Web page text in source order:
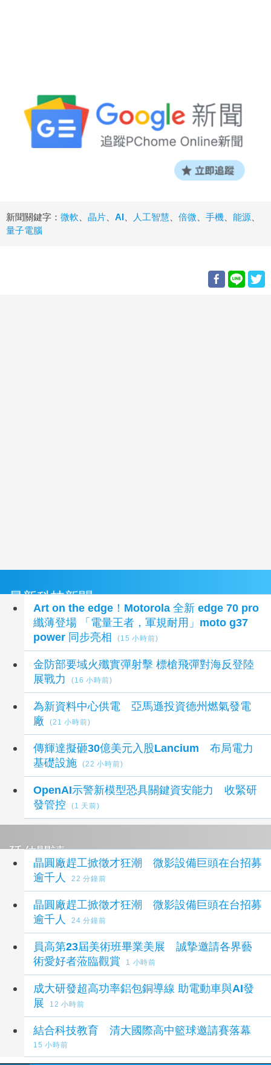
新聞關鍵字： 微軟 晶片 AI 人工智慧 倍微 手機 能源
量子電腦
最新科技新聞
Art on the edge！Motorola 全新 edge 70 pro
纖薄登場 「電量王者，軍規耐用」moto g37
power 同步亮相
(15 小時前)
金防部要域火殲實彈射擊 標槍飛彈對海反登陸
展戰力
(16 小時前)
為新資料中心供電 亞馬遜投資德州燃氣發電
廠
(21 小時前)
傳輝達擬砸30億美元入股Lancium 布局電力
基礎設施
(22 小時前)
OpenAI示警新模型恐具關鍵資安能力 收緊研
發管控
(1 天前)
延伸閱讀
晶圓廠趕工掀徵才狂潮 微影設備巨頭在台招募
逾千人
22 分鐘前
晶圓廠趕工掀徵才狂潮 微影設備巨頭在台招募
逾千人
24 分鐘前
員高第23屆美術班畢業美展 誠摯邀請各界藝
術愛好者蒞臨觀賞
1 小時前
成大研發超高功率鋁包銅導線 助電動車與AI發
展
12 小時前
結合科技教育 清大國際高中籃球邀請賽落幕
15 小時前